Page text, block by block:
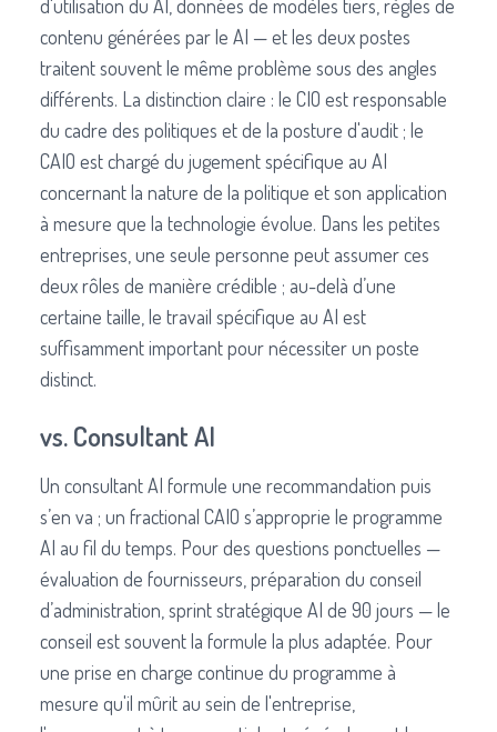
d'utilisation du AI, données de modèles tiers, règles de
contenu générées par le AI — et les deux postes
traitent souvent le même problème sous des angles
différents. La distinction claire : le CIO est responsable
du cadre des politiques et de la posture d'audit ; le
CAIO est chargé du jugement spécifique au AI
concernant la nature de la politique et son application
à mesure que la technologie évolue. Dans les petites
entreprises, une seule personne peut assumer ces
deux rôles de manière crédible ; au-delà d’une
certaine taille, le travail spécifique au AI est
suffisamment important pour nécessiter un poste
distinct.
vs. Consultant AI
Un consultant AI formule une recommandation puis
s’en va ; un fractional CAIO s’approprie le programme
AI au fil du temps. Pour des questions ponctuelles —
évaluation de fournisseurs, préparation du conseil
d’administration, sprint stratégique AI de 90 jours — le
conseil est souvent la formule la plus adaptée. Pour
une prise en charge continue du programme à
mesure qu'il mûrit au sein de l'entreprise,